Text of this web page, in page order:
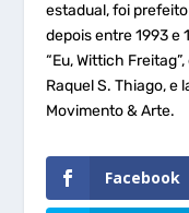
estadual, foi
depois entre 1993 e
“Eu, Wittich
Raquel S. Thiago, e
Movimento & Arte.
Facebook